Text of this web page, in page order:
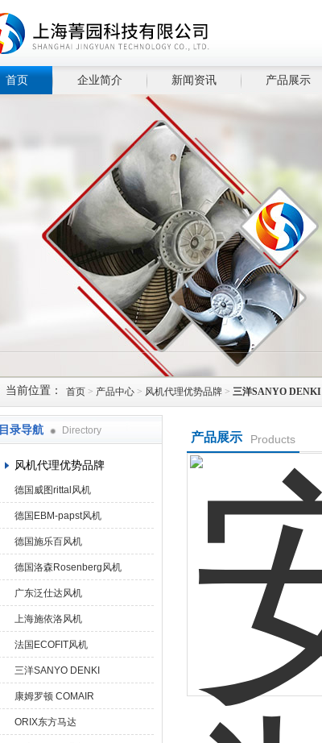
首页 企业简介 新闻资讯 产品展示
当前位置： 首页 > 产品中心 > 风机代理优势品牌 > 三洋SANYO DENKI
目录导航 Directory
风机代理优势品牌
德国威图rittal风机
德国EBM-papst风机
德国施乐百风机
德国洛森Rosenberg风机
广东泛仕达风机
上海施依洛风机
法国ECOFIT风机
三洋SANYO DENKI
康姆罗顿 COMAIR
ORIX东方马达
产品展示 Products